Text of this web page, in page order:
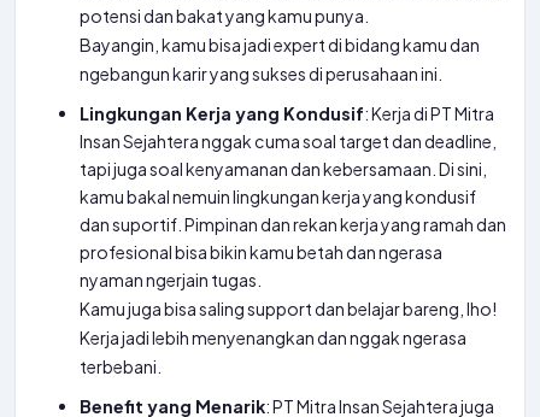
potensi dan bakat yang kamu punya.
Bayangin, kamu bisa jadi expert di bidang kamu dan
ngebangun karir yang sukses di perusahaan ini.
Lingkungan Kerja yang Kondusif: Kerja di PT Mitra
Insan Sejahtera nggak cuma soal target dan deadline,
tapi juga soal kenyamanan dan kebersamaan. Di sini,
kamu bakal nemuin lingkungan kerja yang kondusif
dan suportif. Pimpinan dan rekan kerja yang ramah dan
profesional bisa bikin kamu betah dan ngerasa
nyaman ngerjain tugas.
Kamu juga bisa saling support dan belajar bareng, lho!
Kerja jadi lebih menyenangkan dan nggak ngerasa
terbebani.
Benefit yang Menarik: PT Mitra Insan Sejahtera juga